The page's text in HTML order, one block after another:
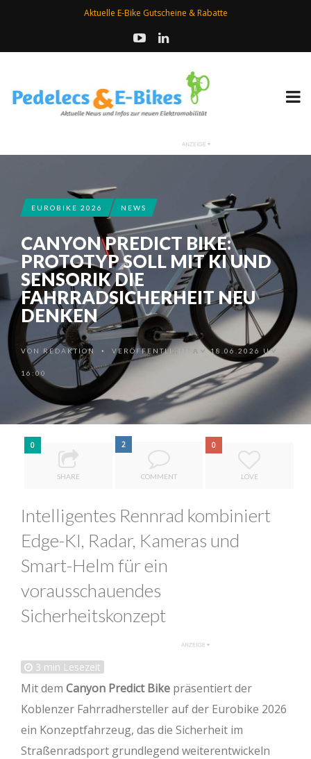
Aktuelle E-Bike Gutscheine & Rabatte
EUROBIKE 2026 NEWS
CANYON PREDICT BIKE:
PROTOTYP SOLL MIT KI UND
SENSORIK DIE
FAHRRADSICHERHEIT NEU
DENKEN
VON REDAKTION • VERÖFFENTLICHT AM 18.06.2026 UM
16:00
0
SHARE
2
COMMENT
0
LOVE
Intelligentes Rennrad kombiniert
Edge-KI, Radar, Kameras und
Smart-Helm für ein
vorausschauendes
Sicherheitskonzept
3 min Lesezeit
Mit dem Canyon Predict Bike präsentiert der
Koblenzer Fahrradhersteller auf der Eurobike 2026
ein Konzeptfahrzeug, das die Sicherheit im
Straßenradsport grundlegend weiterentwickeln